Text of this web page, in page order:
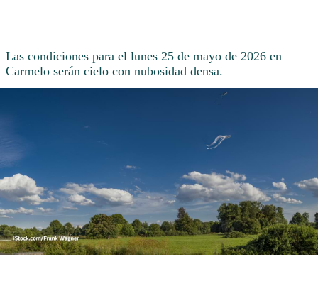
Las condiciones para el lunes 25 de mayo de 2026 en
Carmelo serán cielo con nubosidad densa.